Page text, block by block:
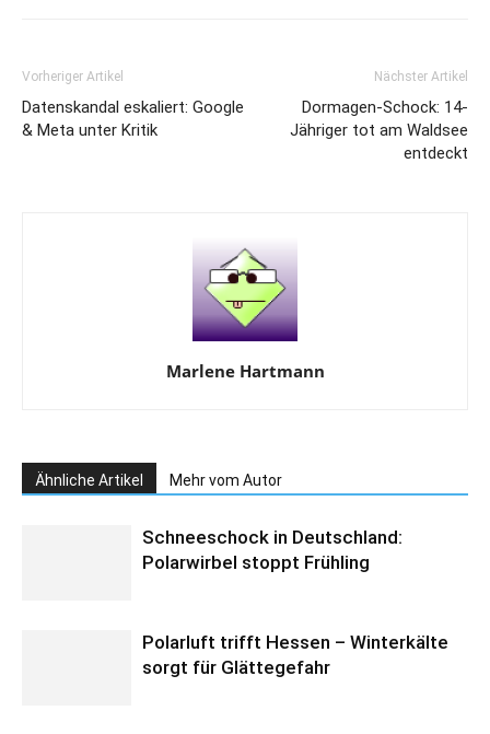
Vorheriger Artikel
Datenskandal eskaliert: Google
& Meta unter Kritik
Nächster Artikel
Dormagen-Schock: 14-
Jähriger tot am Waldsee
entdeckt
Marlene Hartmann
Ähnliche Artikel Mehr vom Autor
Schneeschock in Deutschland:
Polarwirbel stoppt Frühling
Polarluft trifft Hessen – Winterkälte
sorgt für Glättegefahr